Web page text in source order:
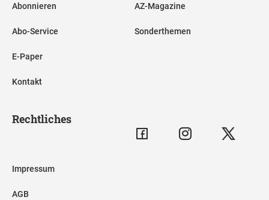
Abonnieren
Abo-Service
E-Paper
Kontakt
AZ-Magazine
Sonderthemen
Rechtliches
Impressum
AGB